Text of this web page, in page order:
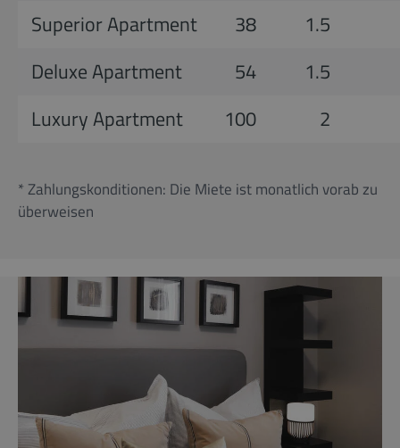
Superior Apartment
38
1.5
Deluxe Apartment
54
1.5
Luxury Apartment
100 2
* Zahlungskonditionen: Die Miete ist monatlich vorab zu
überweisen